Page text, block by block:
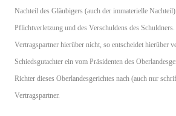
Nachteil des Gläubigers (auch der immaterielle
Pflichtverletzung und des Verschuldens des
Vertragspartner hierüber nicht, so entscheidet hierüber
Schiedsgutachter ein vom Präsidenten des
Richter dieses Oberlandesgerichtes nach (auch nur
Vertragspartner.